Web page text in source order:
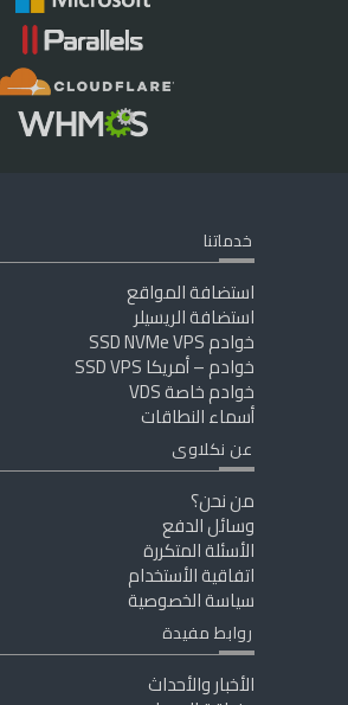
خدماتنا
استضافة المواقع
استضافة الريسيلر
خوادم SSD NVMe VPS
خوادم – أمريكا SSD VPS
خوادم خاصة VDS
أسماء النطاقات
عن نكلاوى
من نحن؟
وسائل الدفع
الأسئلة المتكررة
اتفاقية الأستخدام
سياسة الخصوصية
روابط مفيدة
الأخبار والأحداث